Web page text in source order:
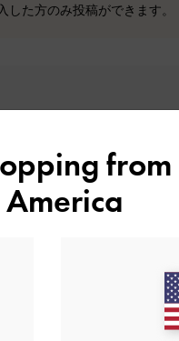
した方のみ投稿ができます。
0
0
0
from